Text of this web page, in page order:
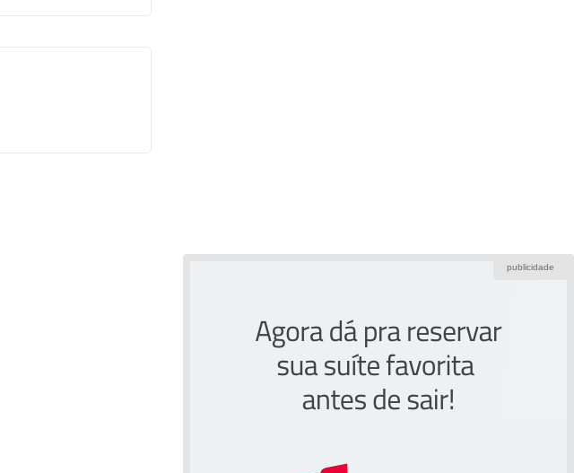
publicidade